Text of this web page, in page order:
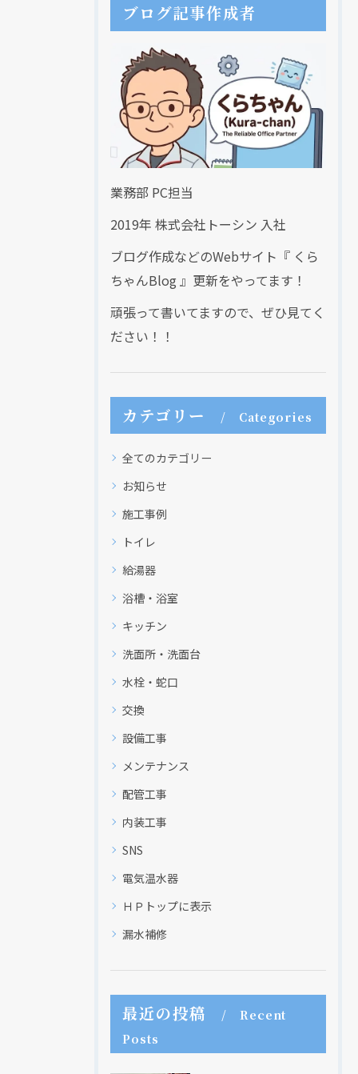
ブログ記事作成者
業務部 PC担当
2019年 株式会社トーシン 入社
ブログ作成などのWebサイト『 くら
ちゃんBlog 』更新をやってます！
頑張って書いてますので、ぜひ見てく
ださい！！
カテゴリー Categories
全てのカテゴリー
お知らせ
施工事例
トイレ
給湯器
浴槽・浴室
キッチン
洗面所・洗面台
水栓・蛇口
交換
設備工事
メンテナンス
配管工事
内装工事
SNS
電気温水器
ＨＰトップに表示
漏水補修
最近の投稿
Recent
Posts